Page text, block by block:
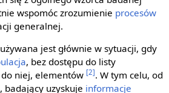
wspomóc zrozumienie procesów
generalnej.
używana jest głównie w sytuacji, gdy
, bez dostępu do listy
niej, elementów [2]. W tym celu, od
badający uzyskuje informacje